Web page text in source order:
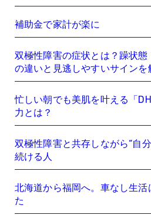
補助金で家計が楽に
双極性障害の症状とは？躁状
の違いと見逃しやすいサインを
忙しい朝でも美肌を叶える「
力とは？
双極性障害と共存しながら“自
続ける人
北海道から福岡へ。車なし生活
た